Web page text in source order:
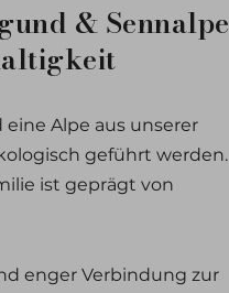
& Sennalpe
Alpe aus unserer
geführt werden.
ist geprägt von
enger Verbindung zur